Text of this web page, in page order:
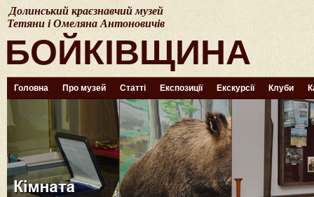
Долинський краєзнавчий музей
Тетяни і Омеляна Антоновичів
БОЙКІВЩИНА
Головна Про музей Статті Експозиції Екскурсії Клуби